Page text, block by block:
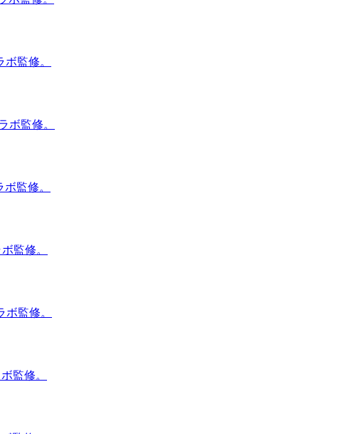
監修。
監修。
監修。
監修。
監修。
監修。